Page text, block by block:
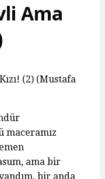
Ama
(2) (Mustafa
maceramız
ama bir
bir anda